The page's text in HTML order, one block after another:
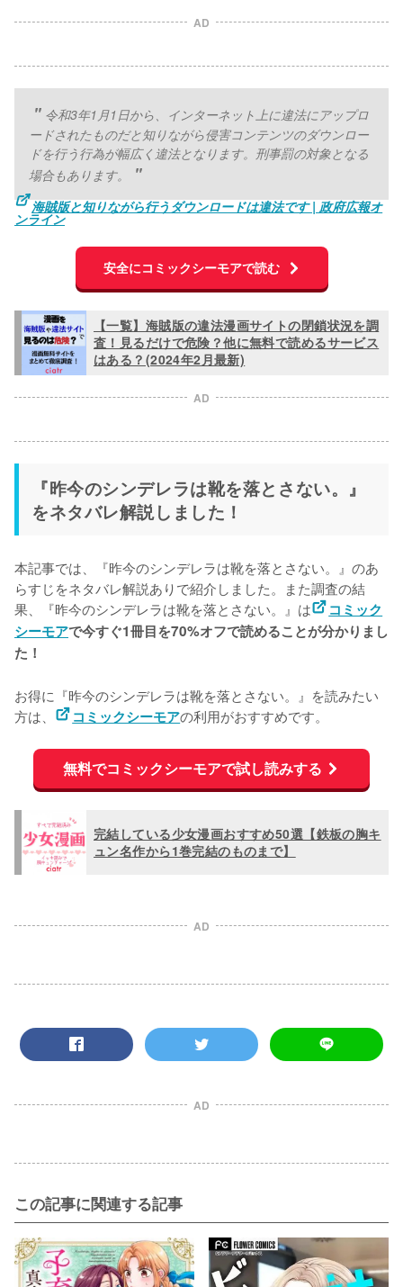
AD
令和3年1月1日から、インターネット上に違法にアップロ
ードされたものだと知りながら侵害コンテンツのダウンロー
ドを行う行為が幅広く違法となります。刑事罰の対象となる
場合もあります。
海賊版と知りながら行うダウンロードは違法です | 政府広報オ
ンライン
安全にコミックシーモアで読む
【一覧】海賊版の違法漫画サイトの閉鎖状況を調
査！見るだけで危険？他に無料で読めるサービス
はある？(2024年2月最新)
AD
『昨今のシンデレラは靴を落とさない。』
をネタバレ解説しました！
本記事では、『昨今のシンデレラは靴を落とさない。』のあ
らすじをネタバレ解説ありで紹介しました。また調査の結
果、『昨今のシンデレラは靴を落とさない。』は
コミック
シーモアで今すぐ1冊目を70%オフで読めることが分かりまし
た！
お得に『昨今のシンデレラは靴を落とさない。』を読みたい
方は、
コミックシーモアの利用がおすすめです。
無料でコミックシーモアで試し読みする
完結している少女漫画おすすめ50選【鉄板の胸キ
ュン名作から1巻完結のものまで】
AD
AD
この記事に関連する記事